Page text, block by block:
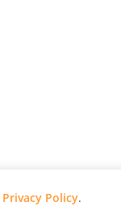
Privacy Policy.